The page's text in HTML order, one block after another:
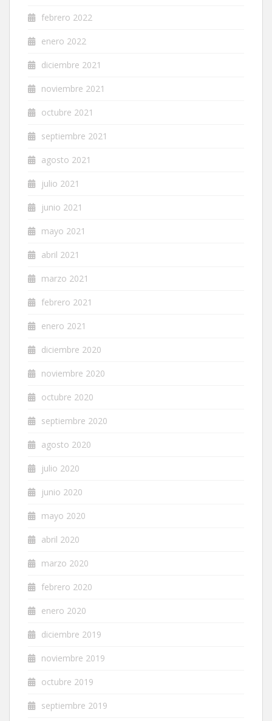
febrero 2022
enero 2022
diciembre 2021
noviembre 2021
octubre 2021
septiembre 2021
agosto 2021
julio 2021
junio 2021
mayo 2021
abril 2021
marzo 2021
febrero 2021
enero 2021
diciembre 2020
noviembre 2020
octubre 2020
septiembre 2020
agosto 2020
julio 2020
junio 2020
mayo 2020
abril 2020
marzo 2020
febrero 2020
enero 2020
diciembre 2019
noviembre 2019
octubre 2019
septiembre 2019